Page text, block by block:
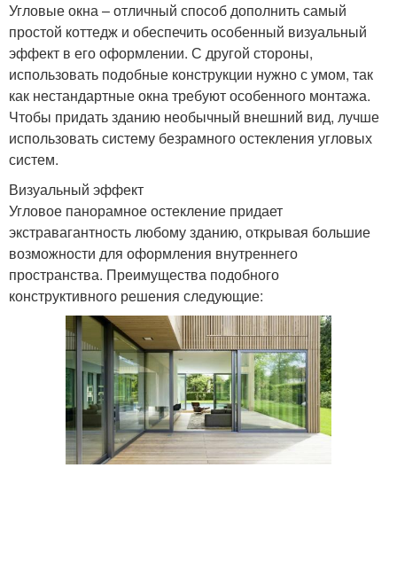
Угловые окна – отличный способ дополнить самый
простой коттедж и обеспечить особенный визуальный
эффект в его оформлении. С другой стороны,
использовать подобные конструкции нужно с умом, так
как нестандартные окна требуют особенного монтажа.
Чтобы придать зданию необычный внешний вид, лучше
использовать систему безрамного остекления угловых
систем.
Визуальный эффект
Угловое панорамное остекление придает
экстравагантность любому зданию, открывая большие
возможности для оформления внутреннего
пространства. Преимущества подобного
конструктивного решения следующие: